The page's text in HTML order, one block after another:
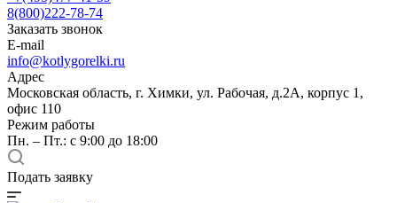
8(800)222-78-74
Заказать звонок
E-mail
info@kotlygorelki.ru
Адрес
Московская область, г. Химки, ул. Рабочая, д.2А, корпус 1,
офис 110
Режим работы
Пн. – Пт.: с 9:00 до 18:00
Подать заявку